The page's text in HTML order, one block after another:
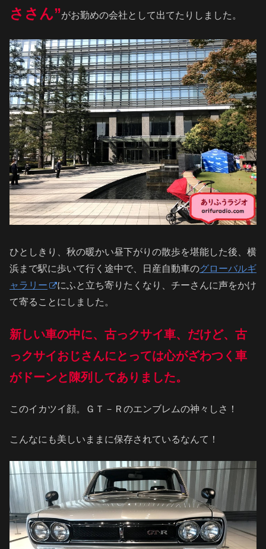
ささん”がお勤めの会社として出てたりしました。
ひとしきり、秋の暖かい昼下がりの散歩を堪能した後、横
浜まで駅に歩いて行く途中で、日産自動車のグローバルギ
ャラリー
にふと立ち寄りたくなり、チーさんに声をかけ
て寄ることにしました。
新しい車の中に、古っクサイ車、だけど、古
っクサイおじさんにとっては心がざわつく車
がドーンと陳列してありました。
このイカツイ顔。ＧＴ－Ｒのエンブレムの神々しさ！
こんなにも美しいままに保存されているなんて！